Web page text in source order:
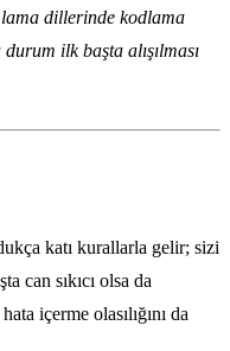
dillerinde kodlama
ilk başta alışılması
katı kurallarla gelir; sizi
can sıkıcı olsa da
içerme olasılığını da